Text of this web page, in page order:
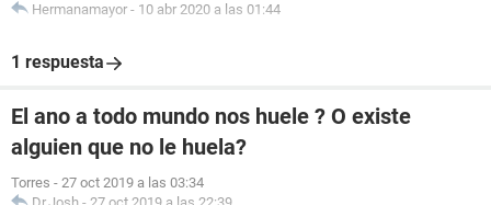
Hermanamayor - 10 abr 2020 a las 01:44
1 respuesta
El ano a todo mundo nos huele ? O existe
alguien que no le huela?
Torres - 27 oct 2019 a las 03:34